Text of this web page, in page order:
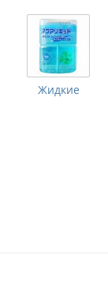
Жидкие